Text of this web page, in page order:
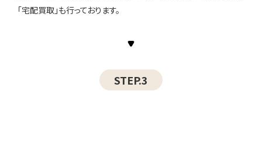
「宅配買取」も行っております。
STEP.3